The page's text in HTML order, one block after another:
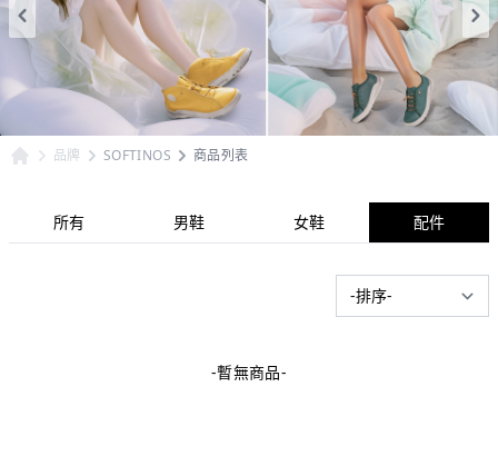
品牌 SOFTINOS 商品列表
所有 男鞋 女鞋 配件
-暫無商品-